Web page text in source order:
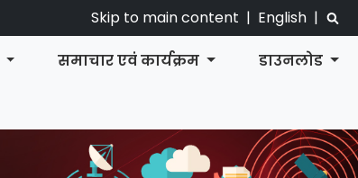
Skip to main content | English |
समाचार एवं कार्यक्रम डाउनलोड